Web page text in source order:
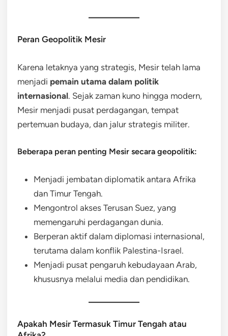
Peran Geopolitik Mesir
Karena letaknya yang strategis, Mesir telah lama
menjadi pemain utama dalam politik
internasional. Sejak zaman kuno hingga modern,
Mesir menjadi pusat perdagangan, tempat
pertemuan budaya, dan jalur strategis militer.
Beberapa peran penting Mesir secara geopolitik:
Menjadi jembatan diplomatik antara Afrika
dan Timur Tengah.
Mengontrol akses Terusan Suez, yang
memengaruhi perdagangan dunia.
Berperan aktif dalam diplomasi internasional,
terutama dalam konflik Palestina-Israel.
Menjadi pusat pengaruh kebudayaan Arab,
khususnya melalui media dan pendidikan.
Apakah Mesir Termasuk Timur Tengah atau